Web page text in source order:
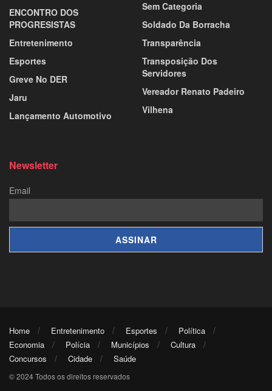
ENCONTRO DOS
PROGRESISTAS
Entretenimento
Esportes
Greve No DER
Jaru
Lançamento Automotivo
Sem Categoria
Soldado Da Borracha
Transparência
Transposição Dos
Servidores
Vereador Renato Padeiro
Vilhena
Newsletter
Email
Home Entretenimento Esportes
Política
Economia
Polícia Municípios
Cultura
Concursos
Cidade Saúde
© 2024 Todos os direitos reservados